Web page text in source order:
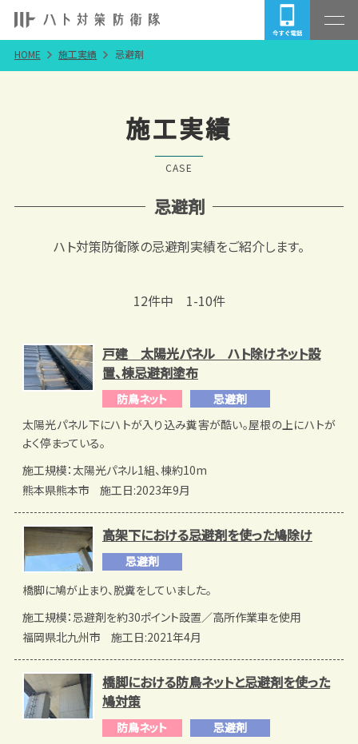
HOME 施工実績 忌避剤
施工実績
CASE
忌避剤
ハト対策防衛隊の忌避剤実績をご紹介します。
12件中 1-10件
戸建 太陽光パネル ハト除けネット設
置、棟忌避剤塗布
防鳥ネット
忌避剤
太陽光パネル下にハトが入り込み糞害が酷い。屋根の上にハトが
よく停まっている。
施工規模：太陽光パネル1組、棟約10m
熊本県熊本市
施工日:2023年9月
高架下における忌避剤を使った鳩除け
忌避剤
橋脚に鳩が止まり、脱糞をしていました。
施工規模：忌避剤を約30ポイント設置／高所作業車を使用
福岡県北九州市
施工日:2021年4月
橋脚における防鳥ネットと忌避剤を使った
鳩対策
防鳥ネット
忌避剤